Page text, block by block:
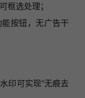
框选处理；
按钮，无广告干
印可实现“无痕去